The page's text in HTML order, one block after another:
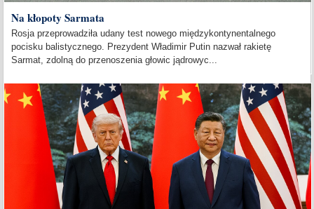
Na kłopoty Sarmata
Rosja przeprowadziła udany test nowego międzykontynentalnego
pocisku balistycznego. Prezydent Władimir Putin nazwał rakietę
Sarmat, zdolną do przenoszenia głowic jądrowyc...